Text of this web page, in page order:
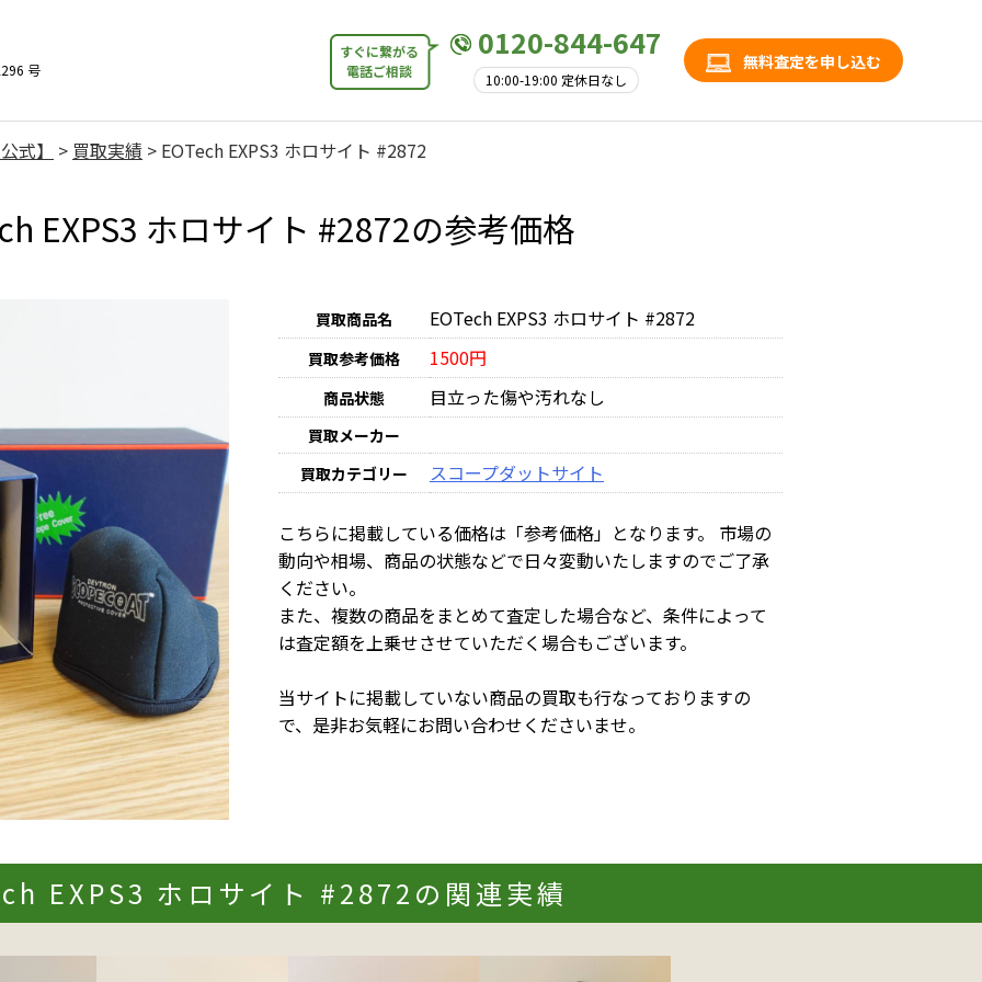
号
0120-844-647
10:00-19:00 定休日なし
すぐに繋がる
電話ご相談
無料査定を申し込む
式】 > 買取実績 > EOTech EXPS3 ホロサイト #2872
EXPS3 ホロサイト #2872の参考価格
買取商品名 EOTech EXPS3 ホロサイト #2872
買取参考価格 1500円
商品状態 目立った傷や汚れなし
買取メーカー
買取カテゴリー
スコープダットサイト
こちらに掲載している価格は「参考価格」となります。 市場の
動向や相場、商品の状態などで日々変動いたしますのでご了承
ください。
また、複数の商品をまとめて査定した場合など、条件によって
は査定額を上乗せさせていただく場合もございます。
当サイトに掲載していない商品の買取も行なっておりますの
で、是非お気軽にお問い合わせくださいませ。
EXPS3 ホロサイト #2872の関連実績